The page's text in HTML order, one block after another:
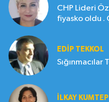
CHP Lideri
fiyasko oldu .
EDIP TEKKOL
İLKAY